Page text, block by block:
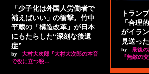
「少子化は外国人労働者で
補えばいい」の衝撃。竹中
平蔵の「構造改革」が日本
にもたらした“深刻な後遺
症”
by
大村大次郎『大村大次郎の本音
で役に立つ税…
トラン
「合理
がイラ
見送っ
by
最後
『無敵の